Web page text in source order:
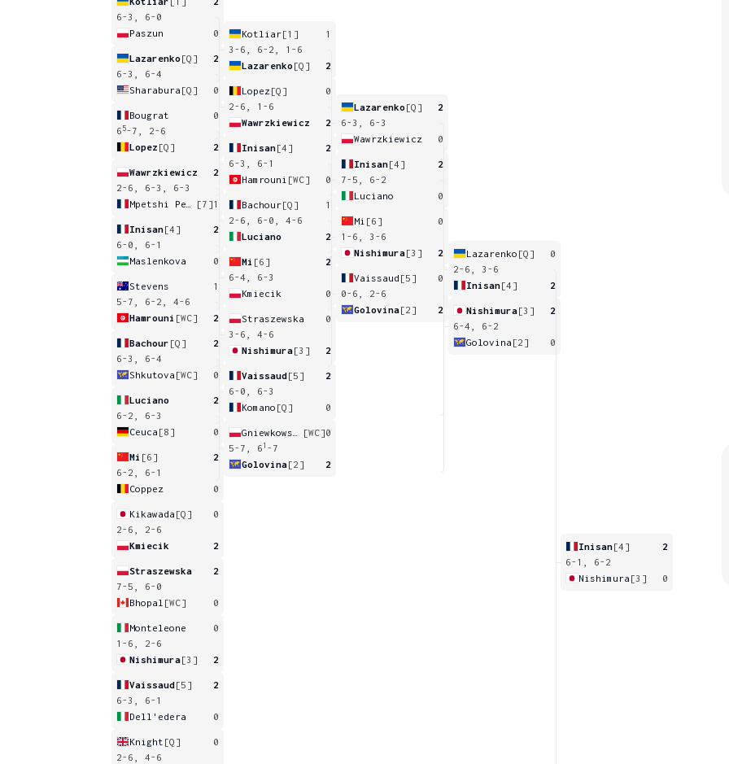
6-3, 6-0
Paszun
0
Lazarenko [Q]
2
6-3, 6-4
Sharabura [Q] 0
Bougrat
0
6 5-7, 2-6
Lopez [Q] 2
Wawrzkiewicz
2
2-6, 6-3, 6-3
[7]1
Inisan[4]
2
6-0, 6-1
Maslenkova
0
Stevens
1
5-7, 6-2, 4-6
Hamrouni [WC] 2
Bachour [Q]
2
6-3, 6-4
Shkutova [WC] 0
Luciano
2
6-2, 6-3
Ceuca [8] 0
Mi [6]
2
6-2, 6-1
Coppez
0
Kikawada [Q]
0
2-6, 2-6
Kmiecik
2
Straszewska
2
7-5, 6-0
Bhopal [WC] 0
Monteleone
0
1-6, 2-6
Nishimura[3] 2
Vaissaud[5]
2
6-3, 6-1
Dell'edera
0
Knight [Q]
0
2-6, 4-6
Kotliar[1]
1
3-6, 6-2, 1-6
Lazarenko [Q] 2
Lopez [Q]
0
2-6, 1-6
Wawrzkiewicz
2
Inisan[4]
2
6-3, 6-1
Hamrouni [WC] 0
Bachour[Q]
1
2-6, 6-0, 4-6
Luciano
2
Mi [6]
2
6-4, 6-3
Kmiecik
0
Straszewska
0
3-6, 4-6
Nishimura[3] 2
Vaissaud[5]
2
6-0, 6-3
Komano [Q] 0
[WC]0
5-7, 6 1 -7
Golovina[2] 2
Lazarenko [Q]
2
6-3, 6-3
Wawrzkiewicz
0
Inisan[4]
2
7-5, 6-2
Luciano
0
Mi [6]
0
1-6, 3-6
Nishimura[3] 2
Vaissaud [5]
0
0-6, 2-6
Golovina[2] 2
Lazarenko [Q]
0
2-6, 3-6
Inisan[4] 2
Nishimura[3]
2
6-4, 6-2
Golovina [2] 0
Inisan[4]
2
6-1, 6-2
Nishimura [3] 0